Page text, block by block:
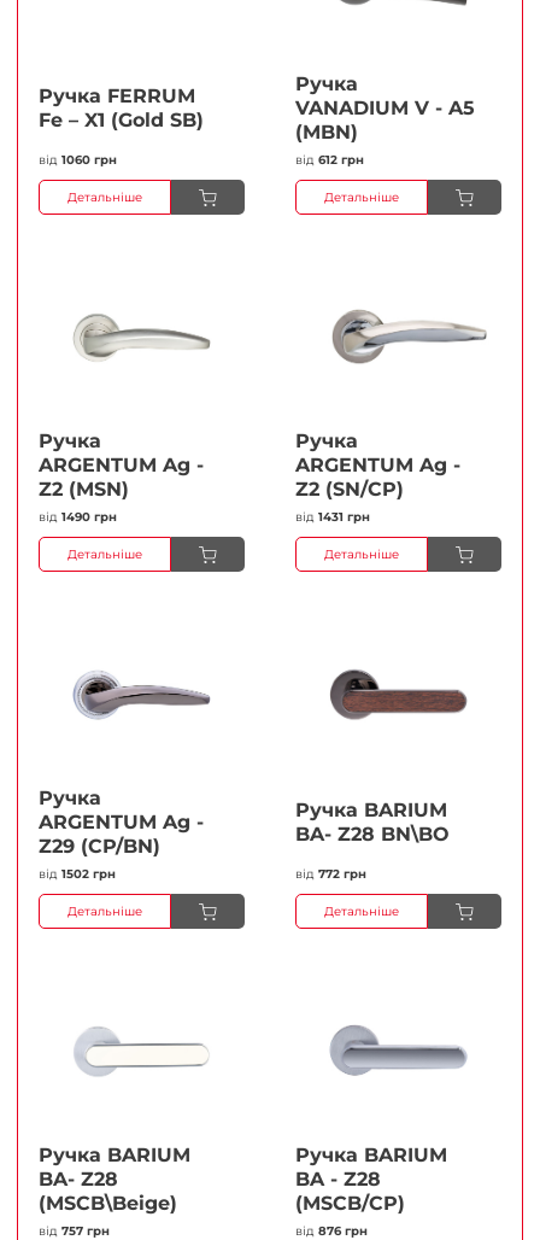
Ручка FERRUМ
Fe – X1 (Gold SB)
від 1060 грн
Детальніше
Ручка
VANADIUM V - A5
(MBN)
від 612 грн
Детальніше
Ручка
ARGENTUM Ag -
Z2 (MSN)
від 1490 грн
Детальніше
Ручка
ARGENTUM Ag -
Z2 (SN/CP)
від 1431 грн
Детальніше
Ручка
ARGENTUM Ag -
Z29 (CP/BN)
від 1502 грн
Детальніше
Ручка BARIUM
BA- Z28 BN\BO
від 772 грн
Детальніше
Ручка BARIUM
BA- Z28
(MSCB\Beige)
від 757 грн
Ручка BARIUM
BA - Z28
(MSCB/CP)
від 876 грн